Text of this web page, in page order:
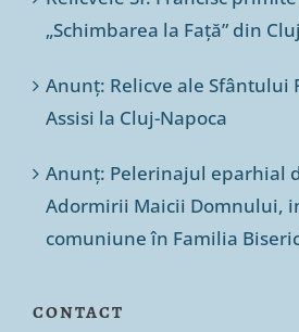
„Schimbarea la Față” din Cluj
Anunț: Relicve ale Sfântului
Assisi la Cluj-Napoca
Anunț: Pelerinajul eparhial
Adormirii Maicii Domnului,
comuniune în Familia
CONTACT